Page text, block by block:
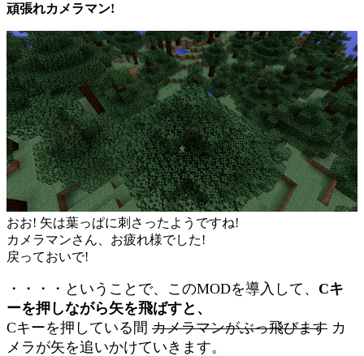
頑張れカメラマン!
おお! 矢は葉っぱに刺さったようですね!
カメラマンさん、お疲れ様でした!
戻っておいで!
・・・・ということで、このMODを導入して、 Cキ
ーを押しながら矢を飛ばすと、
Cキーを押している間 カメラマンがぶっ飛びます カ
メラが矢を追いかけていきます。